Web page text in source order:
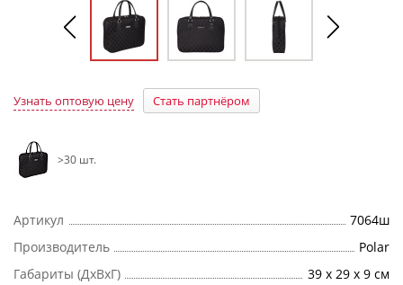
Узнать оптовую цену Стать партнёром
>30 шт.
Артикул
7064ш
Производитель
Polar
Габариты (ДхВхГ)
39 х 29 х 9 см